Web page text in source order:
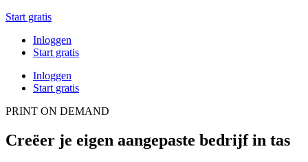
Start gratis
Inloggen
Start gratis
Inloggen
Start gratis
PRINT ON DEMAND
Creëer je eigen aangepaste bedrijf in tas